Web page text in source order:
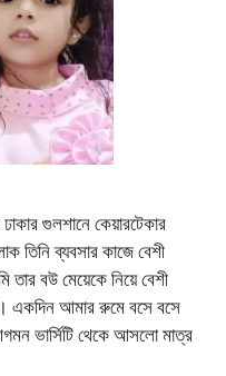
গুলশানে কেয়ারটেকার
তিনি ব্যবসার কাজে বেশী
বউ মেয়েকে নিয়ে বেশী
একদিন আমার রুমে বসে বসে
ভার্সিটি থেকে আসলো মাত্র